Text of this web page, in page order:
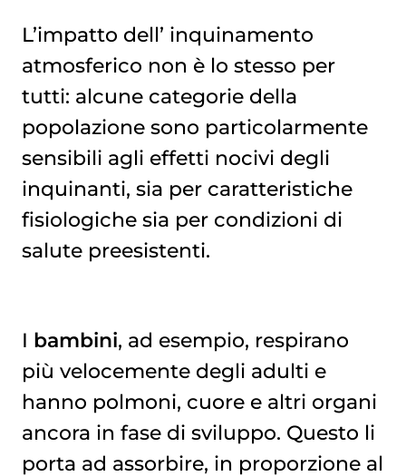
L’impatto dell’ inquinamento
atmosferico non è lo stesso per
tutti: alcune categorie della
popolazione sono particolarmente
sensibili agli effetti nocivi degli
inquinanti, sia per caratteristiche
fisiologiche sia per condizioni di
salute preesistenti.
I bambini, ad esempio, respirano
più velocemente degli adulti e
hanno polmoni, cuore e altri organi
ancora in fase di sviluppo. Questo li
porta ad assorbire, in proporzione al